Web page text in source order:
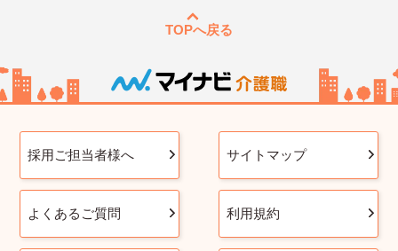
TOPへ戻る
採用ご担当者様へ サイトマップ
よくあるご質問 利用規約